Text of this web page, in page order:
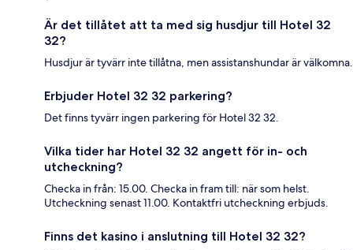
Är det tillåtet att ta med sig husdjur till Hotel 32
32?
Husdjur är tyvärr inte tillåtna, men assistanshundar är välkomna.
Erbjuder Hotel 32 32 parkering?
Det finns tyvärr ingen parkering för Hotel 32 32.
Vilka tider har Hotel 32 32 angett för in- och
utcheckning?
Checka in från: 15.00. Checka in fram till: när som helst.
Utcheckning senast 11.00. Kontaktfri utcheckning erbjuds.
Finns det kasino i anslutning till Hotel 32 32?